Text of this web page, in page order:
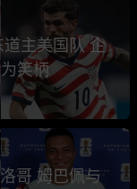
主美国队 企
笑柄
哥 姆巴佩与